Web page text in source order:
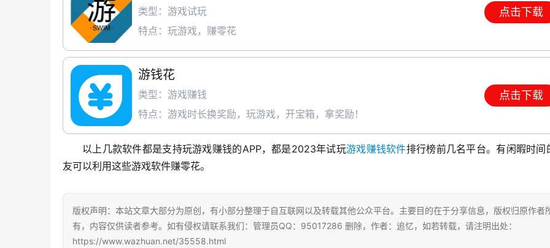
类型：游戏试玩
特点：玩游戏，赚零花
点击下载
游钱花
类型：游戏赚钱
特点：游戏时长换奖励，玩游戏，开宝箱，拿奖励！
点击下载
以上几款软件都是支持玩游戏赚钱的APP，都是2023年试玩游戏赚钱软件排行榜前几名平台。有闲暇时间
友可以利用这些游戏软件赚零花。
版权声明：本站文章大部分为原创，有小部分整理于自互联网以及转载其他公众平台。主要目的在于分享信息，版权归原作者
有，内容仅供读者参考。如有侵权请联系我们：管理员QQ：95017286 删除，作者：追忆，如若转载，请注明出处：
https://www.wazhuan.net/35558.html